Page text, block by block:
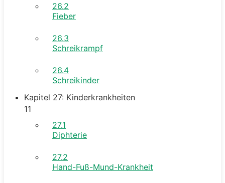
26.2
Fieber
26.3
Schreikrampf
26.4
Schreikinder
Kapitel 27: Kinderkrankheiten
11
27.1
Diphterie
27.2
Hand-Fuß-Mund-Krankheit